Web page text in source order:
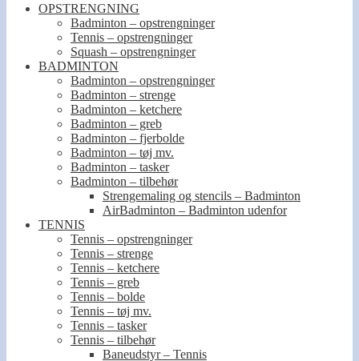
OPSTRENGNING
Badminton – opstrengninger
Tennis – opstrengninger
Squash – opstrengninger
BADMINTON
Badminton – opstrengninger
Badminton – strenge
Badminton – ketchere
Badminton – greb
Badminton – fjerbolde
Badminton – tøj mv.
Badminton – tasker
Badminton – tilbehør
Strengemaling og stencils – Badminton
AirBadminton – Badminton udenfor
TENNIS
Tennis – opstrengninger
Tennis – strenge
Tennis – ketchere
Tennis – greb
Tennis – bolde
Tennis – tøj mv.
Tennis – tasker
Tennis – tilbehør
Baneudstyr – Tennis